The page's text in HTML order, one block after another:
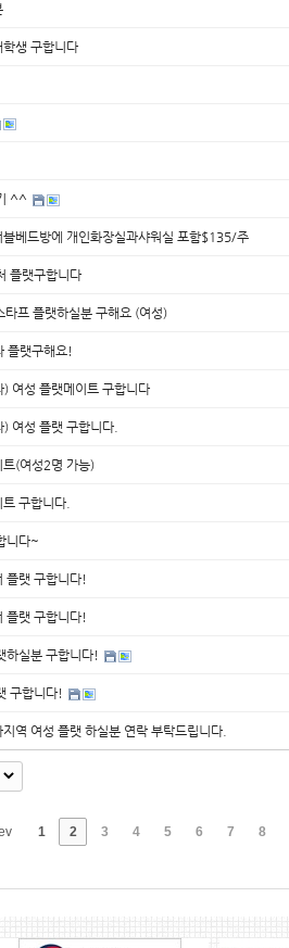
생 구합니다
^^
블베드방에 개인화장실과샤워실 포함$135/주
플랫구합니다
타프 플랫하실분 구해요 (여성)
플랫구해요!
) 여성 플랫메이트 구합니다
여성 플랫 구합니다.
(여성2명 가능)
구합니다.
니다~
플랫 구합니다!
플랫 구합니다!
하실분 구합니다!
구합니다!
역 여성 플랫 하실분 연락 부탁드립니다.
1 2 3 4 5 6 7 8